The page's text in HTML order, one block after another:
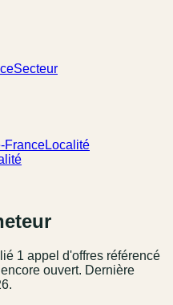
Secteur
FranceLocalité
1 appel d'offres référencé
ouvert. Dernière